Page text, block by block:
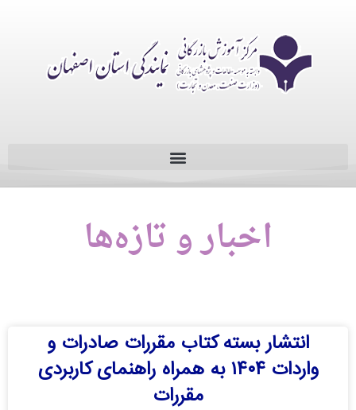
اخبار و تازه‌ها
انتشار بسته کتاب مقررات صادرات و
واردات ۱۴۰۴ به همراه راهنمای کاربردی
مقررات